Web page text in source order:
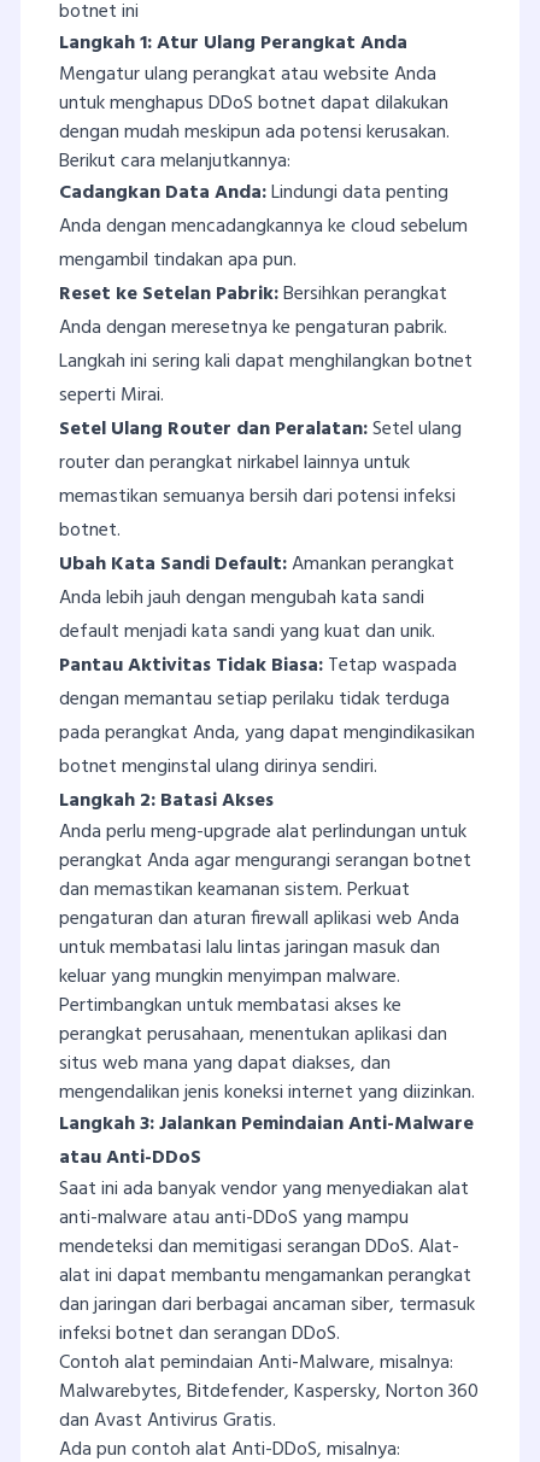
botnet ini
Langkah 1: Atur Ulang Perangkat Anda
Mengatur ulang perangkat atau website Anda
untuk menghapus DDoS botnet dapat dilakukan
dengan mudah meskipun ada potensi kerusakan.
Berikut cara melanjutkannya:
Cadangkan Data Anda:Lindungi data penting
Anda dengan mencadangkannya ke cloud sebelum
mengambil tindakan apa pun.
Reset ke Setelan Pabrik:Bersihkan perangkat
Anda dengan meresetnya ke pengaturan pabrik.
Langkah ini sering kali dapat menghilangkan botnet
seperti Mirai.
Setel Ulang Router dan Peralatan:Setel ulang
router dan perangkat nirkabel lainnya untuk
memastikan semuanya bersih dari potensi infeksi
botnet.
Ubah Kata Sandi Default:Amankan perangkat
Anda lebih jauh dengan mengubah kata sandi
default menjadi kata sandi yang kuat dan unik.
Pantau Aktivitas Tidak Biasa:Tetap waspada
dengan memantau setiap perilaku tidak terduga
pada perangkat Anda, yang dapat mengindikasikan
botnet menginstal ulang dirinya sendiri.
Langkah 2: Batasi Akses
Anda perlu meng-upgrade alat perlindungan untuk
perangkat Anda agar mengurangi serangan botnet
dan memastikan keamanan sistem. Perkuat
pengaturan dan aturan firewall aplikasi web Anda
untuk membatasi lalu lintas jaringan masuk dan
keluar yang mungkin menyimpan malware.
Pertimbangkan untuk membatasi akses ke
perangkat perusahaan, menentukan aplikasi dan
situs web mana yang dapat diakses, dan
mengendalikan jenis koneksi internet yang diizinkan.
Langkah 3: Jalankan Pemindaian Anti-Malware
atau Anti-DDoS
Saat ini ada banyak vendor yang menyediakan alat
anti-malware atau anti-DDoS yang mampu
mendeteksi dan memitigasi serangan DDoS. Alat-
alat ini dapat membantu mengamankan perangkat
dan jaringan dari berbagai ancaman siber, termasuk
infeksi botnet dan serangan DDoS.
Contoh alat pemindaian Anti-Malware, misalnya:
Malwarebytes, Bitdefender, Kaspersky, Norton 360
dan Avast Antivirus Gratis.
Ada pun contoh alat Anti-DDoS, misalnya: